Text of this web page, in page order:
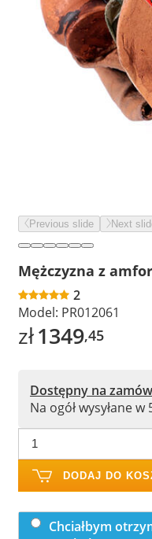
Previous slide Next
Mężczyzna z
2
Model: PR012061
zł1349,45
Dostępny na
Na ogół wysyłane
DODAJ DO
Chciałbym